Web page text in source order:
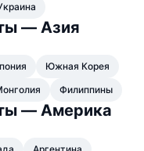
— Азия
Южная Корея
Филиппины
— Америка